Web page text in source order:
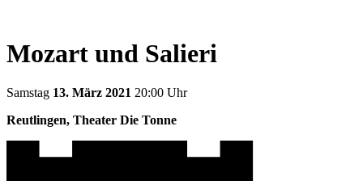
Mozart und Salieri
Samstag 13. März 2021 20:00 Uhr
Reutlingen, Theater Die Tonne